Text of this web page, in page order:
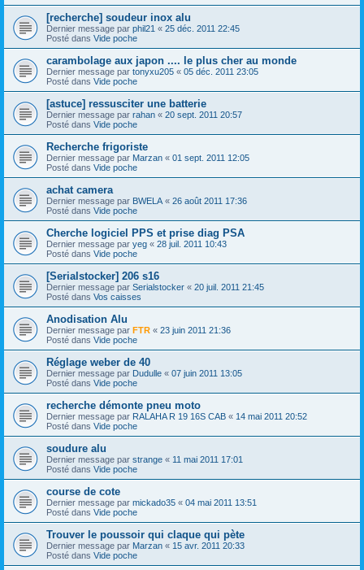
[recherche] soudeur inox alu
Dernier message par phil21 « 25 déc. 2011 22:45
Posté dans Vide poche
carambolage aux japon .... le plus cher au monde
Dernier message par tonyxu205 « 05 déc. 2011 23:05
Posté dans Vide poche
[astuce] ressusciter une batterie
Dernier message par rahan « 20 sept. 2011 20:57
Posté dans Vide poche
Recherche frigoriste
Dernier message par Marzan « 01 sept. 2011 12:05
Posté dans Vide poche
achat camera
Dernier message par BWELA « 26 août 2011 17:36
Posté dans Vide poche
Cherche logiciel PPS et prise diag PSA
Dernier message par yeg « 28 juil. 2011 10:43
Posté dans Vide poche
[Serialstocker] 206 s16
Dernier message par Serialstocker « 20 juil. 2011 21:45
Posté dans Vos caisses
Anodisation Alu
Dernier message par FTR « 23 juin 2011 21:36
Posté dans Vide poche
Réglage weber de 40
Dernier message par Dudulle « 07 juin 2011 13:05
Posté dans Vide poche
recherche démonte pneu moto
Dernier message par RALAHA R 19 16S CAB « 14 mai 2011 20:52
Posté dans Vide poche
soudure alu
Dernier message par strange « 11 mai 2011 17:01
Posté dans Vide poche
course de cote
Dernier message par mickado35 « 04 mai 2011 13:51
Posté dans Vide poche
Trouver le poussoir qui claque qui pète
Dernier message par Marzan « 15 avr. 2011 20:33
Posté dans Vide poche